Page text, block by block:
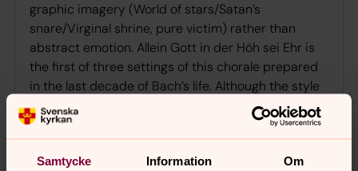
Samtycke Information Om
graphic imagery (World of stars/Satan’s
snare/Virginal shrine, pure victim) rather than
abstract emotion. Allein Gott in der Höh sei Ehr is
the first of three settings of this chorale prepared
in the last decade of Bach’s life. Although the style
of composition harkens back over the previous
century to the work of Scheidemann, Bach’s use of
large-scale form transforms the simple structure
and texture into a significant masterpiece. Finally,